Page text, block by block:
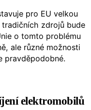
pro EU velkou
zdrojů bude
o tomto problému
ale různé možnosti
pravděpodobné.
elektromobilů